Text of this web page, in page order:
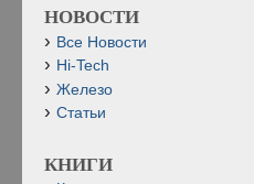
НОВОСТИ
Все Новости
Hi-Tech
Железо
Статьи
КНИГИ